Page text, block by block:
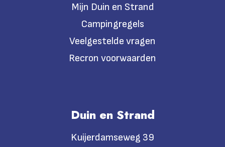
Mijn Duin en Strand
Campingregels
Veelgestelde vragen
Recron voorwaarden
Duin en Strand
Kuijerdamseweg 39